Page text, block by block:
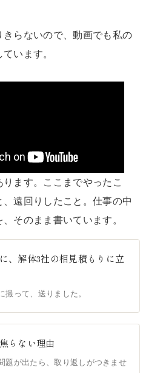
らないので、動画でも私の
います。
ます。ここまでやったこ
、遠回りしたこと。仕事の中
そのまま書いています。
、解体3社の相見積もりに立
撮って、送りました。
らない理由
題が出たら、取り返しがつきませ